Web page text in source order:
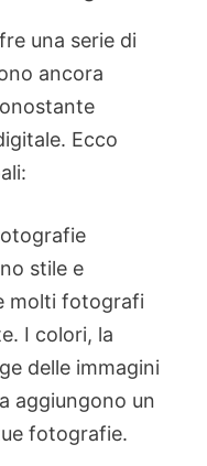
una serie di
ancora
Ecco
stile e
molti fotografi
I colori, la
delle immagini
aggiungono un
fotografie.